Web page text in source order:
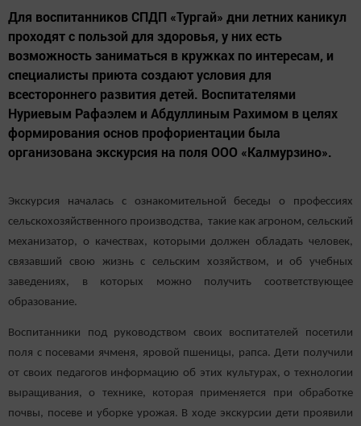
Для воспитанников СПДП «Тургай» дни летних каникул
проходят с пользой для здоровья, у них есть
возможность заниматься в кружках по интересам, и
специалисты приюта создают условия для
всестороннего развития детей. Воспитателями
Нуриевым Рафаэлем и Абдуллиным Рахимом в целях
формирования основ профориентации была
организована экскурсия на поля ООО «Калмурзино».
Экскурсия началась с ознакомительной беседы о профессиях
сельскохозяйственного производства, такие как агроном, сельский
механизатор, о качествах, которыми должен обладать человек,
связавший свою жизнь с сельским хозяйством, и об учебных
заведениях, в которых можно получить соответствующее
образование.
Воспитанники под руководством своих воспитателей посетили
поля с посевами ячменя, яровой пшеницы, рапса. Дети получили
от своих педагогов информацию об этих культурах, о технологии
выращивания, о технике, которая применяется при обработке
почвы, посеве и уборке урожая. В ходе экскурсии дети проявили